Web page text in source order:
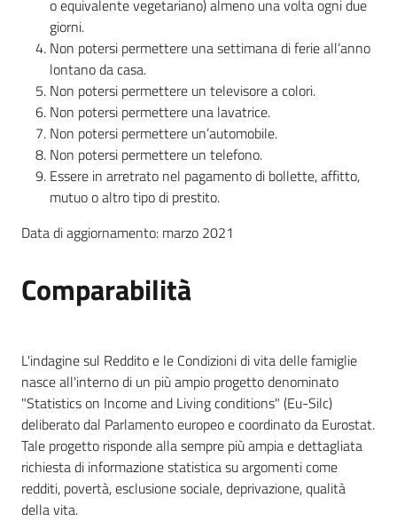
o equivalente vegetariano) almeno una volta ogni due
giorni.
Non potersi permettere una settimana di ferie all’anno
lontano da casa.
Non potersi permettere un televisore a colori.
Non potersi permettere una lavatrice.
Non potersi permettere un’automobile.
Non potersi permettere un telefono.
Essere in arretrato nel pagamento di bollette, affitto,
mutuo o altro tipo di prestito.
Data di aggiornamento: marzo 2021
Comparabilità
L'indagine sul Reddito e le Condizioni di vita delle famiglie
nasce all'interno di un più ampio progetto denominato
"Statistics on Income and Living conditions" (Eu-Silc)
deliberato dal Parlamento europeo e coordinato da Eurostat.
Tale progetto risponde alla sempre più ampia e dettagliata
richiesta di informazione statistica su argomenti come
redditi, povertà, esclusione sociale, deprivazione, qualità
della vita.